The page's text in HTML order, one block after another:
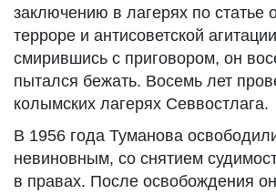
заключению в лагерях по статье
терроре и антисоветской
смирившись с приговором, он
пытался бежать. Восемь лет
колымских лагерях Севвостлага.
В 1956 года Туманова
невиновным, со снятием
в правах. После освобождения